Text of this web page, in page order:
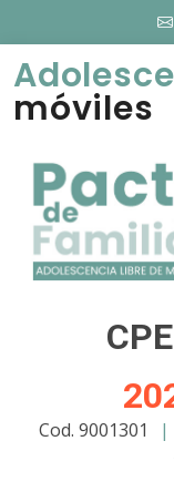
móviles
Cod. 9001301